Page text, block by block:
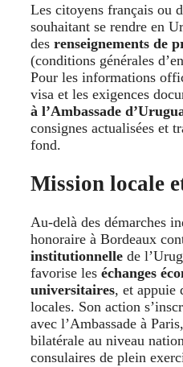
Les citoyens français ou
souhaitant se rendre en
des renseignements de
(conditions générales
Pour les informations
visa et les exigences
à l’Ambassade
consignes actualisées et
fond.
Mission locale
Au-delà des démarches
honoraire à Bordeaux
institutionnelle de
favorise les échanges
universitaires, et appuie
locales. Son action
avec l’Ambassade à
bilatérale au niveau
consulaires de plein